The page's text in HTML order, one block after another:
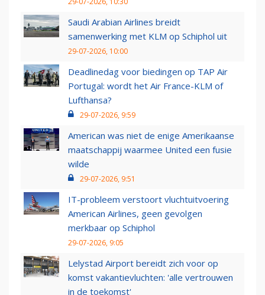
Saudi Arabian Airlines breidt
samenwerking met KLM op Schiphol uit
29-07-2026, 10:00
Deadlinedag voor biedingen op TAP Air
Portugal: wordt het Air France-KLM of
Lufthansa?
29-07-2026, 9:59
American was niet de enige Amerikaanse
maatschappij waarmee United een fusie
wilde
29-07-2026, 9:51
IT-probleem verstoort vluchtuitvoering
American Airlines, geen gevolgen
merkbaar op Schiphol
29-07-2026, 9:05
Lelystad Airport bereidt zich voor op
komst vakantievluchten: 'alle vertrouwen
in de toekomst'